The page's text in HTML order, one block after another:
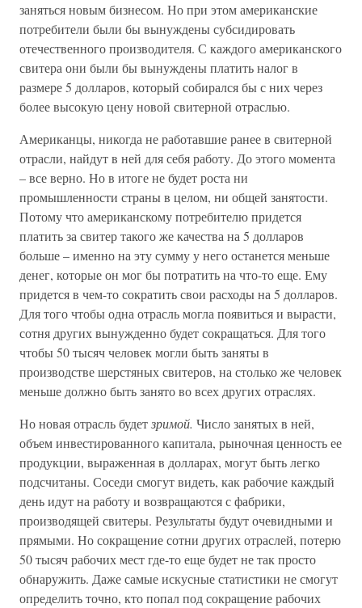
заняться новым бизнесом. Но при этом американские
потребители были бы вынуждены субсидировать
отечественного производителя. С каждого американского
свитера они были бы вынуждены платить налог в
размере 5 долларов, который собирался бы с них через
более высокую цену новой свитерной отраслью.
Американцы, никогда не работавшие ранее в свитерной
отрасли, найдут в ней для себя работу. До этого момента
– все верно. Но в итоге не будет роста ни
промышленности страны в целом, ни общей занятости.
Потому что американскому потребителю придется
платить за свитер такого же качества на 5 долларов
больше – именно на эту сумму у него останется меньше
денег, которые он мог бы потратить на что-то еще. Ему
придется в чем-то сократить свои расходы на 5 долларов.
Для того чтобы одна отрасль могла появиться и вырасти,
сотня других вынужденно будет сокращаться. Для того
чтобы 50 тысяч человек могли быть заняты в
производстве шерстяных свитеров, на столько же человек
меньше должно быть занято во всех других отраслях.
Но новая отрасль будетзримой. Число занятых в ней,
объем инвестированного капитала, рыночная ценность ее
продукции, выраженная в долларах, могут быть легко
подсчитаны. Соседи смогут видеть, как рабочие каждый
день идут на работу и возвращаются с фабрики,
производящей свитеры. Результаты будут очевидными и
прямыми. Но сокращение сотни других отраслей, потерю
50 тысяч рабочих мест где-то еще будет не так просто
обнаружить. Даже самые искусные статистики не смогут
определить точно, кто попал под сокращение рабочих